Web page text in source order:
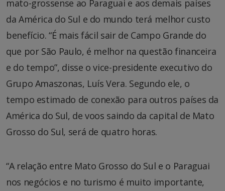
mato-grossense ao Paraguai e aos demais países
da América do Sul e do mundo terá melhor custo
benefício. “É mais fácil sair de Campo Grande do
que por São Paulo, é melhor na questão financeira
e do tempo”, disse o vice-presidente executivo do
Grupo Amaszonas, Luís Vera. Segundo ele, o
tempo estimado de conexão para outros países da
América do Sul, de voos saindo da capital de Mato
Grosso do Sul, será de quatro horas.
“A relação entre Mato Grosso do Sul e o Paraguai
nos negócios e no turismo é muito importante,